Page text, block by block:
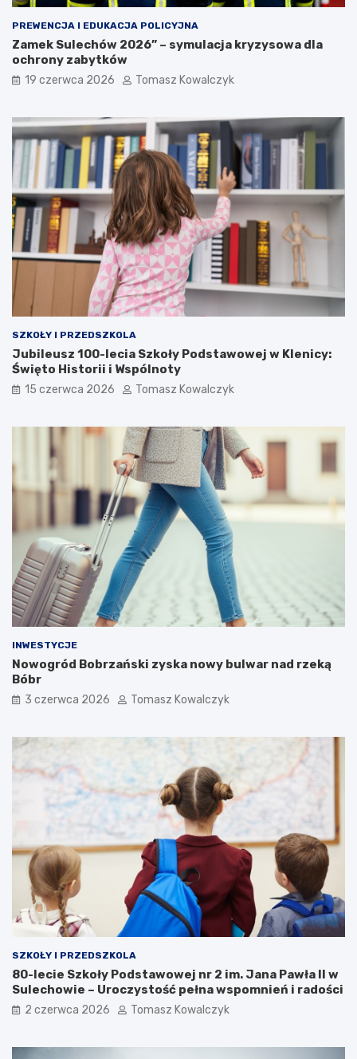
PREWENCJA I EDUKACJA POLICYJNA
Zamek Sulechów 2026” – symulacja kryzysowa dla
ochrony zabytków
19 czerwca 2026 Tomasz Kowalczyk
SZKOŁY I PRZEDSZKOLA
Jubileusz 100-lecia Szkoły Podstawowej w Klenicy:
Święto Historii i Wspólnoty
15 czerwca 2026 Tomasz Kowalczyk
INWESTYCJE
Nowogród Bobrzański zyska nowy bulwar nad rzeką
Bóbr
3 czerwca 2026 Tomasz Kowalczyk
SZKOŁY I PRZEDSZKOLA
80-lecie Szkoły Podstawowej nr 2 im. Jana Pawła II w
Sulechowie – Uroczystość pełna wspomnień i radości
2 czerwca 2026 Tomasz Kowalczyk